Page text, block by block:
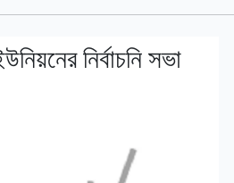
নির্বাচনি সভা